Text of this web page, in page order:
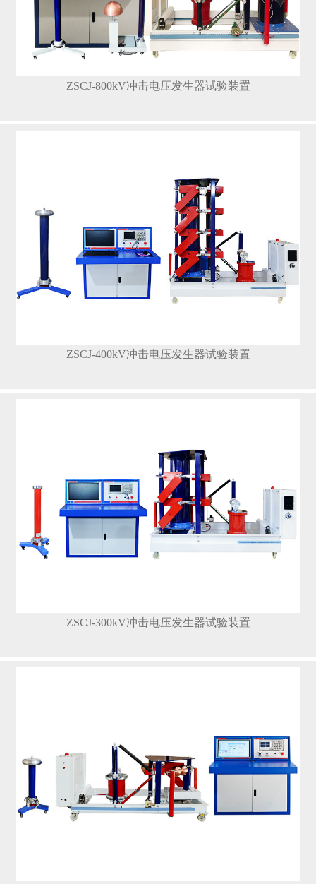
ZSCJ-800kV冲击电压发生器试验装置
ZSCJ-400kV冲击电压发生器试验装置
ZSCJ-300kV冲击电压发生器试验装置